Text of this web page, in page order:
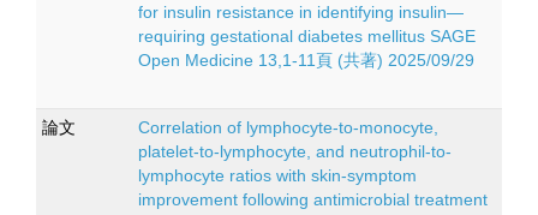
for insulin resistance in identifying insulin—
requiring gestational diabetes mellitus SAGE
Open Medicine 13,1-11頁 (共著) 2025/09/29
論文
Correlation of lymphocyte-to-monocyte,
platelet-to-lymphocyte, and neutrophil-to-
lymphocyte ratios with skin-symptom
improvement following antimicrobial treatment